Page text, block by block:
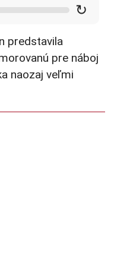
↻
predstavila
pre náboj
naozaj veľmi